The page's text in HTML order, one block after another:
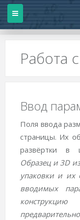
Работа
Ввод
Поля ввода
страницы. Их
развёртки в
Образец и 3D
упаковки и их
вводимых